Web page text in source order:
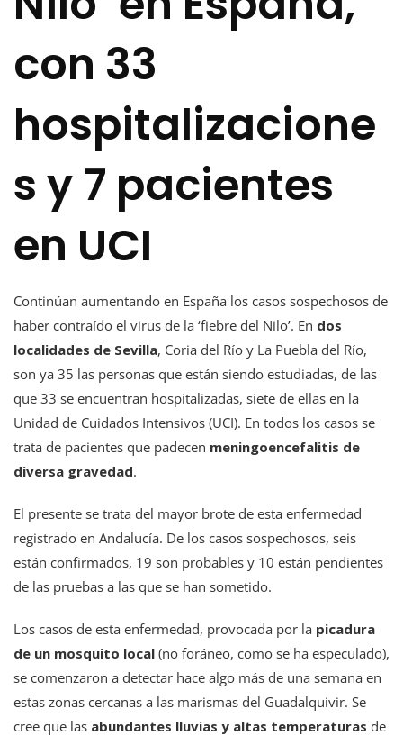
con 33
hospitalizacione
s y 7 pacientes
en UCI
Continúan aumentando en España los casos sospechosos de
haber contraído el virus de la ‘fiebre del Nilo’. En dos
localidades de Sevilla, Coria del Río y La Puebla del Río,
son ya 35 las personas que están siendo estudiadas, de las
que 33 se encuentran hospitalizadas, siete de ellas en la
Unidad de Cuidados Intensivos (UCI). En todos los casos se
trata de pacientes que padecen meningoencefalitis de
diversa gravedad.
El presente se trata del mayor brote de esta enfermedad
registrado en Andalucía. De los casos sospechosos, seis
están confirmados, 19 son probables y 10 están pendientes
de las pruebas a las que se han sometido.
Los casos de esta enfermedad, provocada por la picadura
de un mosquito local (no foráneo, como se ha especulado),
se comenzaron a detectar hace algo más de una semana en
estas zonas cercanas a las marismas del Guadalquivir. Se
cree que las abundantes lluvias y altas temperaturas de